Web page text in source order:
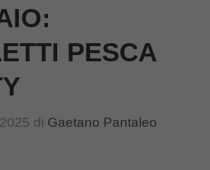
PESCA
di Gaetano Pantaleo